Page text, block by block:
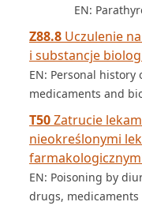
EN:
Z88.8 Uczulenie
i substancje
EN: Personal
medicaments and
T50Zatrucie
nieokreślonymi
EN: Poisoning by
drugs,